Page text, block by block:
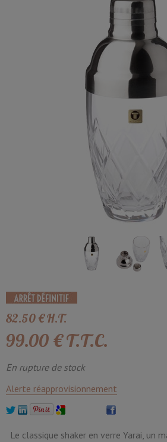
82.50€H.T.
99.00 €T.T.C.
En rupture de stock
Alerte réapprovisionnement
Le classique shaker en verre Yarai, un